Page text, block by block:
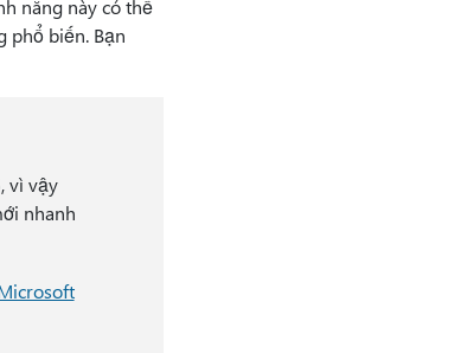
năng này có thể
phổ biến. Bạn
vì vậy
nhanh